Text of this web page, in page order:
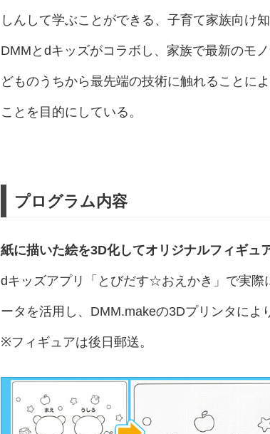
しんして学ぶことができる、子育て家族向け
DMMとdキッズがコラボし、家族で最新のモ
どものうちから最先端の技術に触れることに
ことを目的にしている。
プログラム内容
紙に描いた絵を3D化してオリジナルフィギュ
dキッズアプリ「とびだす☆おえかき」で実際
ータを活用し、DMM.makeの3Dプリンタによ
※フィギュアは後日郵送。